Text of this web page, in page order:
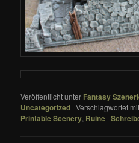
Veröffentlicht unter Fantasy
Uncategorized |Verschlagwortet mit
Printable Scenery, Ruine |